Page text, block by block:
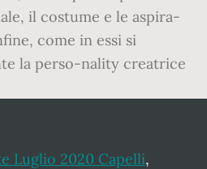
Luglio 2020 Capelli,